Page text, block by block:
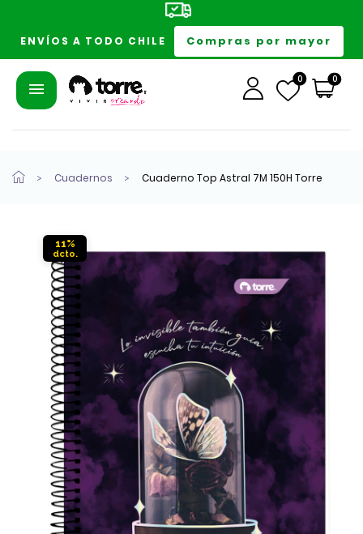
ENVÍOS A TODO CHILE Compras por mayor
0 0
Cuadernos Cuaderno Top Astral 7M 150H Torre
11%